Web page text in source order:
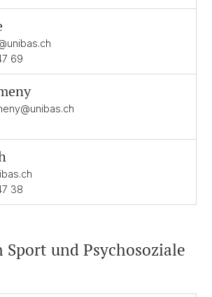
69
38
Sport und Psychosoziale